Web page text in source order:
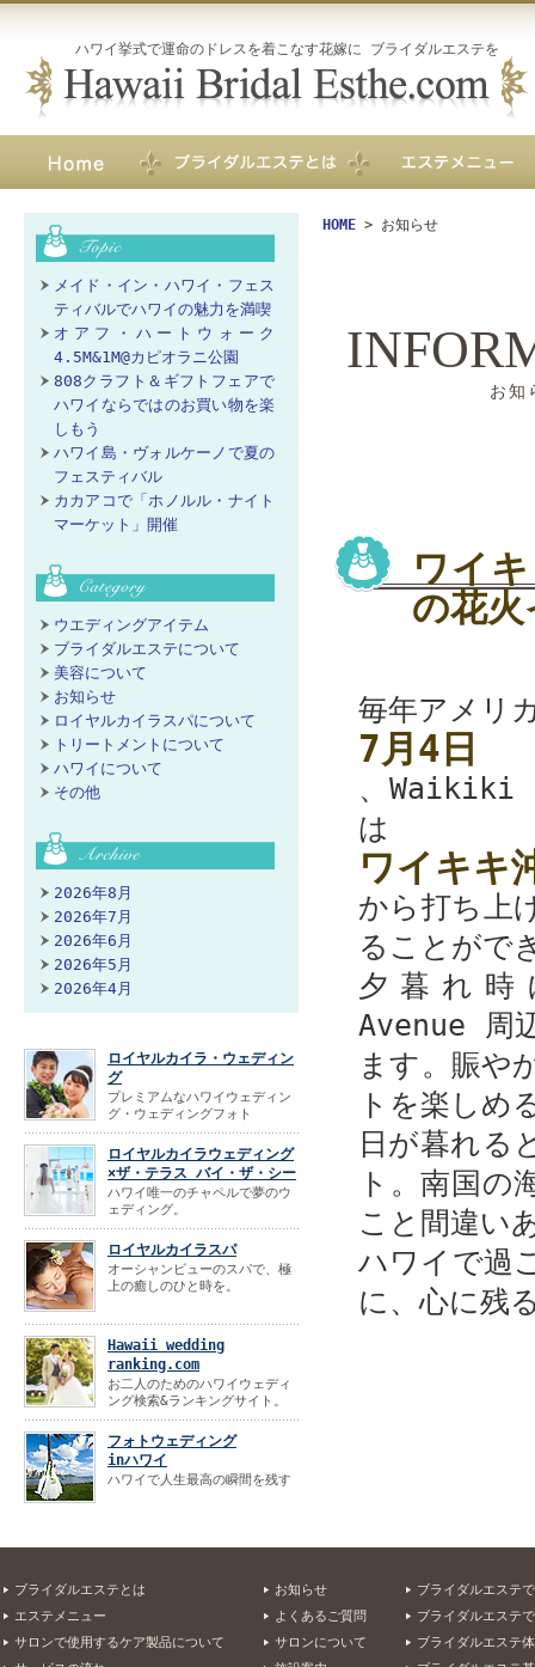
ハワイ挙式で運命のドレスを着こなす花嫁に ブライダルエステを
HOME > お知らせ
お知
ワイ
の花
毎年アメリ
7月4日
、Waikiki
は
ワイキキ
から打ち上
ることがで
夕暮れ
Avenue 周
ます。賑や
トを楽しめ
日が暮れる
ト。南国の
こと間違い
ハワイで過
に、心に残
メイド・イン・ハワイ・フェス
ティバルでハワイの魅力を満喫
オアフ・ハートウォーク
4.5M&1M@カピオラニ公園
808クラフト＆ギフトフェアで
ハワイならではのお買い物を楽
しもう
ハワイ島・ヴォルケーノで夏の
フェスティバル
カカアコで「ホノルル・ナイト
マーケット」開催
ウエディングアイテム
ブライダルエステについて
美容について
お知らせ
ロイヤルカイラスパについて
トリートメントについて
ハワイについて
その他
2026年8月
2026年7月
2026年6月
2026年5月
2026年4月
ロイヤルカイラ・ウェディン
グ
プレミアムなハワイウェディン
グ・ウェディングフォト
ロイヤルカイラウェディング
×ザ・テラス バイ・ザ・シー
ハワイ唯一のチャペルで夢のウ
ェディング。
ロイヤルカイラスパ
オーシャンビューのスパで、極
上の癒しのひと時を。
Hawaii wedding
ranking.com
お二人のためのハワイウェディ
ング検索&ランキングサイト。
フォトウェディング
inハワイ
ハワイで人生最高の瞬間を残す
ブライダルエステとは
エステメニュー
サロンで使用するケア製品について
お知らせ
よくあるご質問
サロンについて
ブライダルエステ
ブライダルエステ
ブライダルエステ